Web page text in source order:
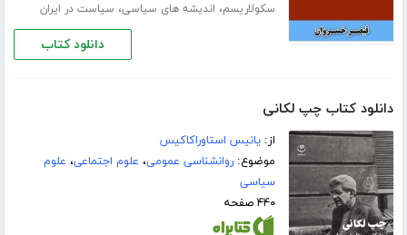
سکولاریسم، اندیشه های سیاسی، سیاست در ایران
دانلود کتاب
دانلود کتاب چپ لکانی
از:یانیس استاوراکاکیس
موضوع:روانشناسی عمومی، علوم اجتماعی، علوم
سیاسی
۴۴۰ صفحه